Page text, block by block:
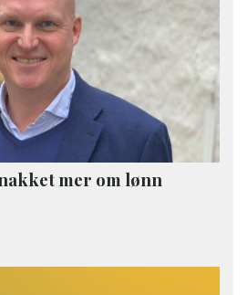
mer om lønn